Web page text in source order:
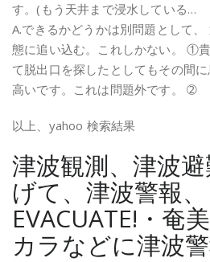
す。(もう天井まで浸水している…
A.できるかどうかは別問題として
態に追い込む。これしかない。 ①
て脱出口を探したとしてもその間
高いです。これは問題外です。 ➁
以上、yahoo 検索結果
津波観測、津波
げて、津波警報、
EVACUATE!・奄
カラなどに津波